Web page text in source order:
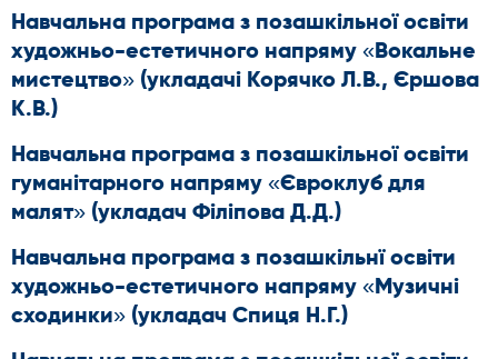
Навчальна програма з позашкільної освіти
художньо-естетичного напряму «Вокальне
мистецтво» (укладачі Корячко Л.В., Єршова
К.В.)
Навчальна програма з позашкільної освіти
гуманітарного напряму «Євроклуб для
малят» (укладач Філіпова Д.Д.)
Навчальна програма з позашкільнї освіти
художньо-естетичного напряму «Музичні
сходинки» (укладач Спиця Н.Г.)